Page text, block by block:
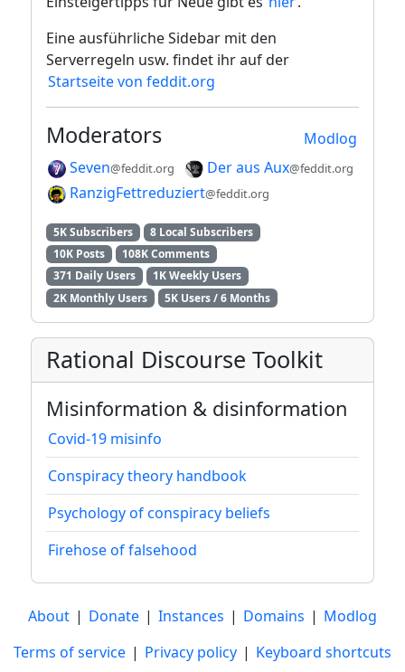
Eine ausführliche Sidebar mit den
Serverregeln usw. findet ihr auf der
Startseite von feddit.org
Modlog
Moderators
Seven@feddit.org Der aus Aux@feddit.org
RanzigFettreduziert@feddit.org
5K Subscribers
8 Local Subscribers
10K Posts
108K Comments
371 Daily Users
1K Weekly Users
2K Monthly Users
5K Users / 6 Months
Rational Discourse Toolkit
Misinformation & disinformation
Covid-19 misinfo
Conspiracy theory handbook
Psychology of conspiracy beliefs
Firehose of falsehood
About | Donate | Instances | Domains | Modlog
Terms of service | Privacy policy | Keyboard shortcuts